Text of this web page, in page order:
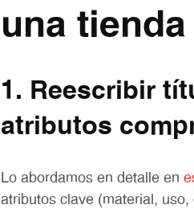
una
1. Reescribir
atributos
Lo abordamos en detalle en
atributos clave (material,